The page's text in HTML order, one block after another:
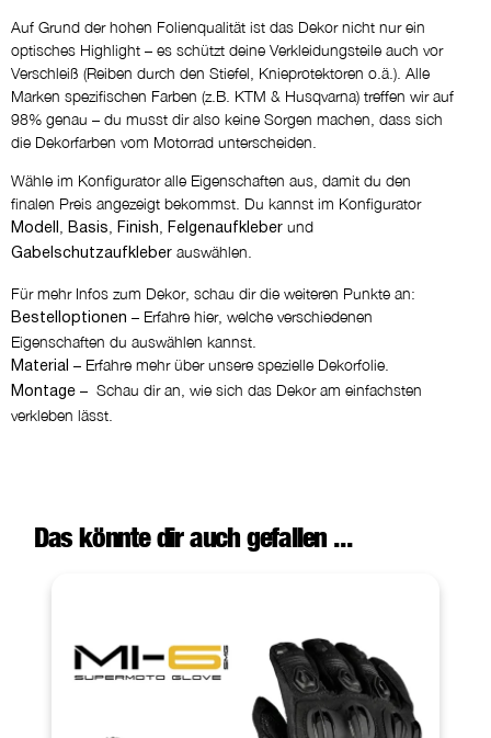
Auf Grund der hohen Folienqualität ist das Dekor nicht nur ein
optisches Highlight – es schützt deine Verkleidungsteile auch vor
Verschleiß (Reiben durch den Stiefel, Knieprotektoren o.ä.). Alle
Marken spezifischen Farben (z.B. KTM & Husqvarna) treffen wir auf
98% genau – du musst dir also keine Sorgen machen, dass sich
die Dekorfarben vom Motorrad unterscheiden.
Wähle im Konfigurator alle Eigenschaften aus, damit du den
finalen Preis angezeigt bekommst. Du kannst im Konfigurator
Modell Basis Finish Felgenaufkleber und
Gabelschutzaufkleber auswählen.
Für mehr Infos zum Dekor, schau dir die weiteren Punkte an:
Bestelloptionen – Erfahre hier, welche verschiedenen
Eigenschaften du auswählen kannst.
Material – Erfahre mehr über unsere spezielle Dekorfolie.
Montage – Schau dir an, wie sich das Dekor am einfachsten
verkleben lässt.
Das könnte dir auch gefallen ...